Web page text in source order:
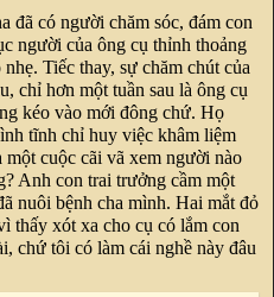
đã có người chăm sóc, đám con
người của ông cụ thỉnh thoảng
Tiếc thay, sự chăm chút của
chỉ hơn một tuần sau là ông cụ
kéo vào mới đông chứ. Họ
tĩnh chỉ huy việc khâm liệm
cuộc cãi vã xem người nào
Anh con trai trưởng cầm một
nuôi bệnh cha mình. Hai mắt đỏ
thấy xót xa cho cụ có lắm con
chứ tôi có làm cái nghề này đâu